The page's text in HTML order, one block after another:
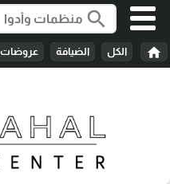
search
home الكل الضيافة عروضات 5 شيكل